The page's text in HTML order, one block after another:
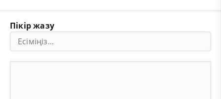
Пікір жазу